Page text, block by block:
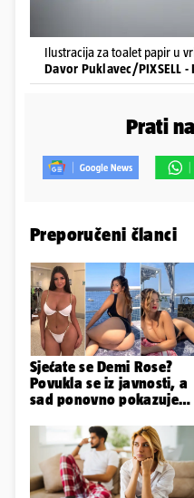
Ilustracija za toalet papir u
Davor Puklavec/PIXSELL -
Prati
Preporučeni članci
Sjećate se Demi Rose?
Povukla se iz javnosti, a
sad ponovno pokazuje